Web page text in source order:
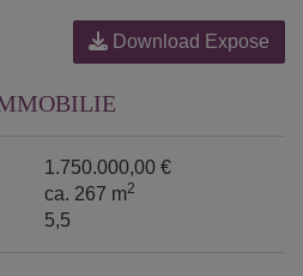
Download Expose
1.750.000,00 €
ca. 267 m2
5,5